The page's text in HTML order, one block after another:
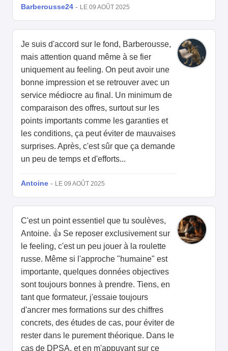
Barberousse24 - LE 09 AOÛT 2025
Je suis d'accord sur le fond, Barberousse,
mais attention quand même à se fier
uniquement au feeling. On peut avoir une
bonne impression et se retrouver avec un
service médiocre au final. Un minimum de
comparaison des offres, surtout sur les
points importants comme les garanties et
les conditions, ça peut éviter de mauvaises
surprises. Après, c'est sûr que ça demande
un peu de temps et d'efforts...
Antoine - LE 09 AOÛT 2025
C'est un point essentiel que tu soulèves,
Antoine. 👍 Se reposer exclusivement sur
le feeling, c'est un peu jouer à la roulette
russe. Même si l'approche "humaine" est
importante, quelques données objectives
sont toujours bonnes à prendre. Tiens, en
tant que formateur, j'essaie toujours
d'ancrer mes formations sur des chiffres
concrets, des études de cas, pour éviter de
rester dans le purement théorique. Dans le
cas de DPSA, et en m'appuyant sur ce